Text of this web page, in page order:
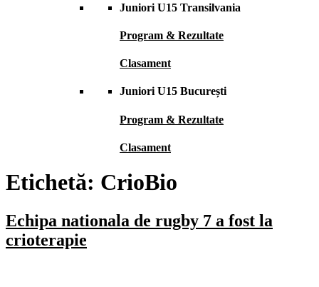
Juniori U15 Transilvania
Program & Rezultate
Clasament
Juniori U15 București
Program & Rezultate
Clasament
Etichetă: CrioBio
Echipa nationala de rugby 7 a fost la
crioterapie